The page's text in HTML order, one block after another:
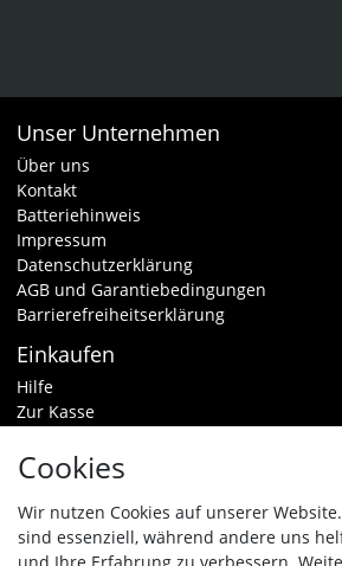
Unser Unternehmen
Über uns
Kontakt
Batteriehinweis
Impressum
Datenschutzerklärung
AGB und Garantiebedingungen
Barrierefreiheitserklärung
Einkaufen
Hilfe
Zur Kasse
Zahlungsarten & Versand
Vertrag widerrufen
Cookies
Wir nutzen Cookies auf unserer
sind essenziell, während andere uns